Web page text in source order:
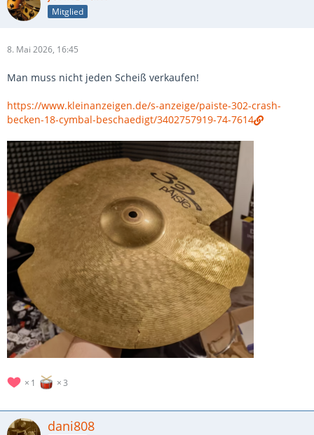
Mitglied
8. Mai 2026, 16:45
Man muss nicht jeden Scheiß verkaufen!
https://www.kleinanzeigen.de/s-anzeige/paiste-302-crash-
becken-18-cymbal-beschaedigt/3402757919-74-7614
1 3
dani808